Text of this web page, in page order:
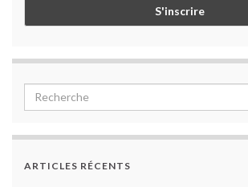
ARTICLES RÉCENTS